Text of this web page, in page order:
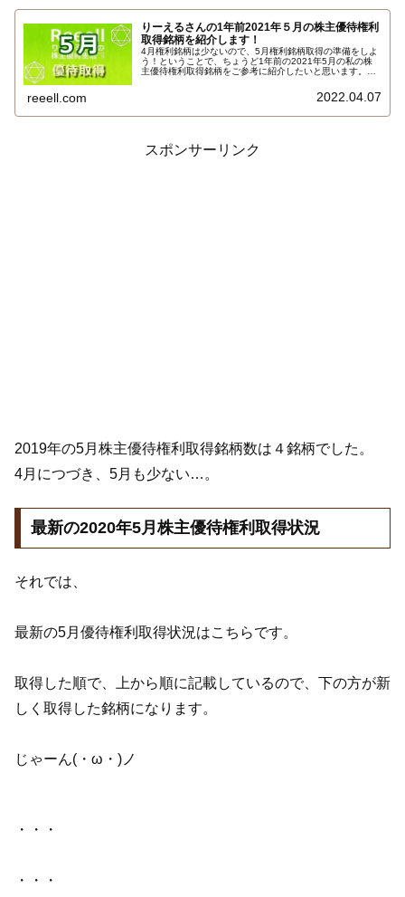
りーえるさんの1年前2021年５月の株主優待権利
取得銘柄を紹介します！
4月権利銘柄は少ないので、5月権利銘柄取得の準備をしよ
う！ということで、ちょうど1年前の2021年5月の私の株
主優待権利取得銘柄をご参考に紹介したいと思います。そ
reeell.com 2022.04.07
スポンサーリンク
2019年の5月株主優待権利取得銘柄数は４銘柄でした。
4月につづき、5月も少ない…。
最新の2020年5月株主優待権利取得状況
それでは、
最新の5月優待権利取得状況はこちらです。
取得した順で、上から順に記載しているので、下の方が新
しく取得した銘柄になります。
じゃーん(・ω・)ノ
・・・
・・・